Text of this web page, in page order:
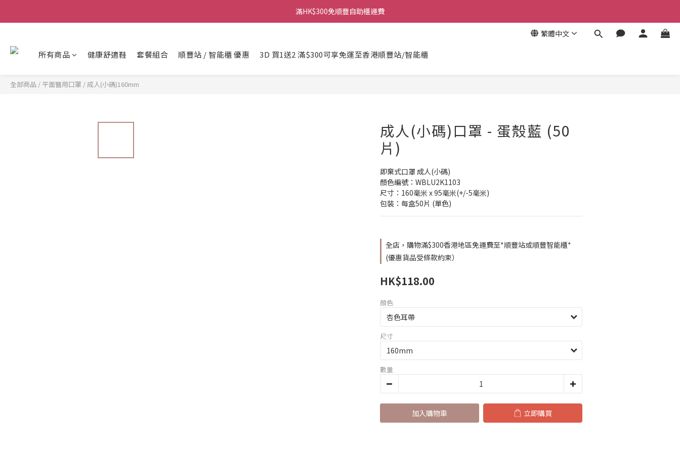
滿HK$300免順豐自助櫃運費
繁體中文
所有商品 健康舒適鞋 套餐組合 順豐站 / 智能櫃 優惠 3D 買1送2 滿$300可享免運至香港順豐站/智能櫃
全部商品 /平面醫用口罩 / 成人(小碼)160mm
成人(小碼)口罩 - 蛋殼藍 (50
片)
即棄式口罩 成人(小碼)
顏色編號：WBLU2K1103
尺寸：160毫米 x 95毫米(+/-5毫米)
包裝：每盒50片 (單色)
全店，購物滿$300香港地區免運費至*順豐站或順豐智能櫃*
(優惠貨品受條款約束）
HK$118.00
顏色
尺寸
數量
加入購物車 立即購買